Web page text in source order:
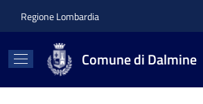
Regione Lombardia
Comune di Dalmine